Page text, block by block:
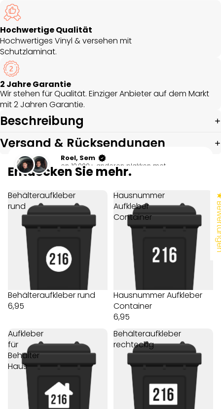
Hochwertige Qualität
Hochwertiges Vinyl & versehen mit
Schutzlaminat.
2 Jahre Garantie
Wir stehen für Qualität. Einziger Anbieter auf dem Markt
mit 2 Jahren Garantie.
Beschreibung
Versand & Rücksendungen
Roel, Sem
en 10.000+ anderen plakken met
socialsticker.
Entdecken Sie mehr.
Behälteraufkleber
rund
Behälteraufkleber rund
6,95
Hausnummer
Aufkleber
Container
Hausnummer Aufkleber
Container
6,95
Aufkleber
für
Behälter
Haus
Behälteraufkleber
rechteckig
★